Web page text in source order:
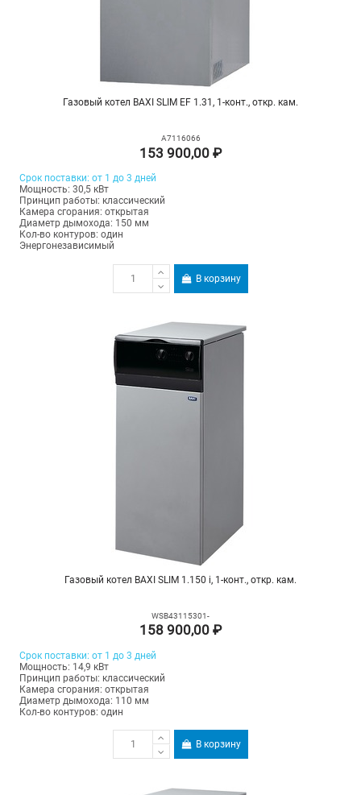
Газовый котел BAXI SLIM EF 1.31, 1-конт., откр. кам.
A7116066
153 900,00 ₽
Срок поставки: от 1 до 3 дней
Мощность: 30,5 кВт
Принцип работы: классический
Камера сгорания: открытая
Диаметр дымохода: 150 мм
Кол-во контуров: один
Энергонезависимый
В корзину
Газовый котел BAXI SLIM 1.150 i, 1-конт., откр. кам.
WSB43115301-
158 900,00 ₽
Срок поставки: от 1 до 3 дней
Мощность: 14,9 кВт
Принцип работы: классический
Камера сгорания: открытая
Диаметр дымохода: 110 мм
Кол-во контуров: один
В корзину